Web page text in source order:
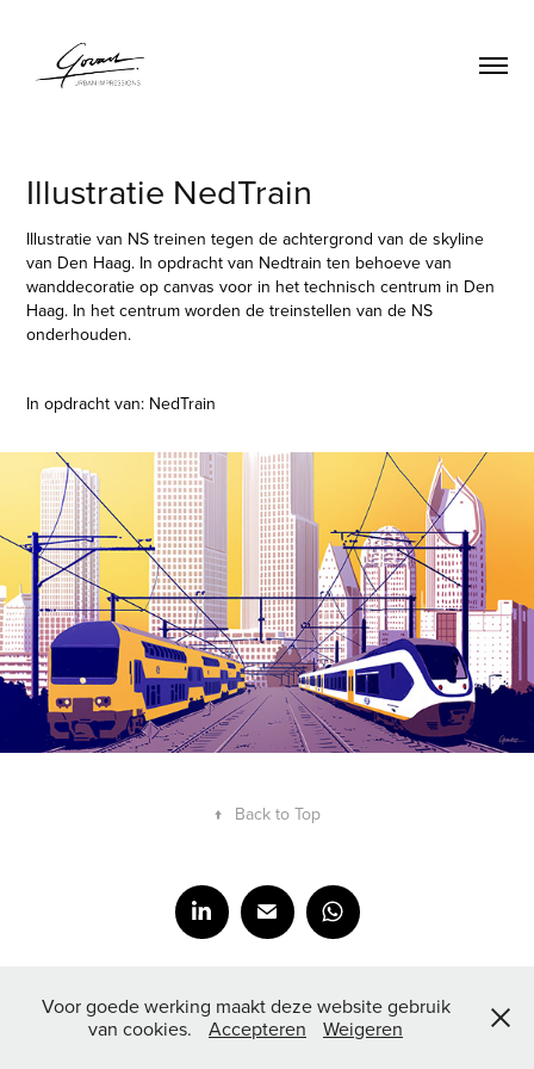
Illustratie NedTrain
Illustratie van NS treinen tegen de achtergrond van de skyline
van Den Haag. In opdracht van Nedtrain ten behoeve van
wanddecoratie op canvas voor in het technisch centrum in Den
Haag. In het centrum worden de treinstellen van de NS
onderhouden.
In opdracht van: NedTrain
↑ Back to Top
Voor goede werking maakt deze website gebruik
van cookies.
Accepteren Weigeren